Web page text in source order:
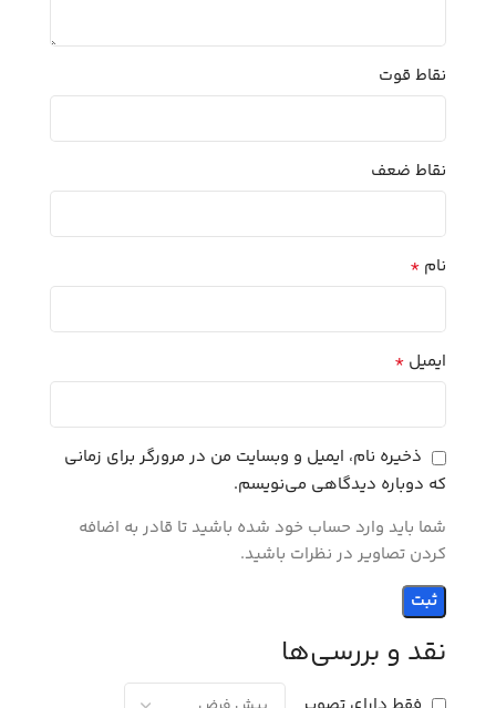
نقد و بررسی‌ها
نقاط قوت
نقاط ضعف
نام *
ایمیل *
ذخیره نام، ایمیل و وبسایت من در مرورگر برای زمانی
که دوباره دیدگاهی می‌نویسم.
شما باید وارد حساب خود شده باشید تا قادر به اضافه
کردن تصاویر در نظرات باشید.